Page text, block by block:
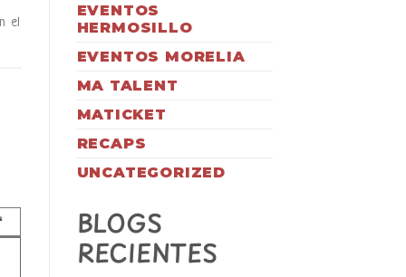
el
EVENTOS
HERMOSILLO
EVENTOS MORELIA
MA TALENT
MATICKET
RECAPS
UNCATEGORIZED
BLOGS
RECIENTES